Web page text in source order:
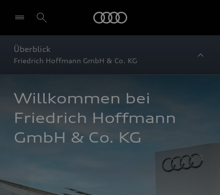
Überblick
Friedrich Hoffmann GmbH & Co. KG
Willkommen bei
Friedrich Hoffmann
GmbH & Co. KG